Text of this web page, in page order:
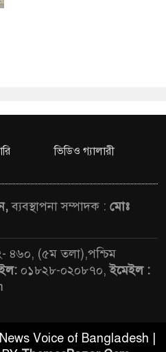
ভিডিও গ্যালারী
ব্যবস্থাপনা সম্পাদক : মোঃ
৪৬০, (৫ম তলা),পশ্চিম
০১৮২৮-০২০৮৭০,ইমেইল :
Voice of Bangladesh |